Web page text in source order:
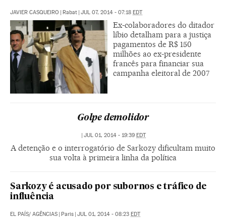
JAVIER CASQUEIRO | Rabat | JUL 07, 2014 - 07:18 EDT
Ex-colaboradores do ditador
líbio detalham para a justiça
pagamentos de R$ 150
milhões ao ex-presidente
francês para financiar sua
campanha eleitoral de 2007
Golpe demolidor
| JUL 01, 2014 - 19:39 EDT
A detenção e o interrogatório de Sarkozy dificultam muito
sua volta à primeira linha da política
Sarkozy é acusado por subornos e tráfico de
influência
EL PAÍS/ AGÊNCIAS | Paris | JUL 01, 2014 - 08:23 EDT